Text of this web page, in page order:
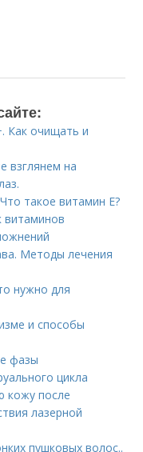
Как очищать и
взглянем на
такое витамин Е?
витаминов
Методы лечения
нужно для
и способы
фазы
цикла
кожу после
лазерной
пушковых волос..